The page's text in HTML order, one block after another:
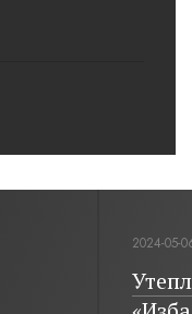
2024-05-